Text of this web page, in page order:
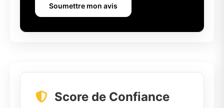
Soumettre mon avis
Score de Confiance